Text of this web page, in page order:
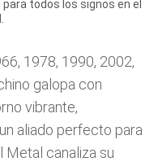
para todos los signos en el
1978, 1990, 2002,
galopa con
vibrante,
aliado perfecto para
Metal canaliza su